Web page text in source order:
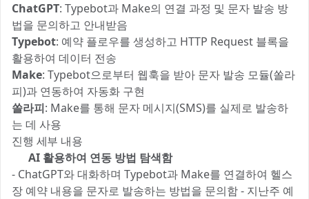
ChatGPT: Typebot과 Make의 연결 과정 및 문자 발송 방
법을 문의하고 안내받음
Typebot: 예약 플로우를 생성하고 HTTP Request 블록을
활용하여 데이터 전송
Make: Typebot으로부터 웹훅을 받아 문자 발송 모듈(쏠라
피)과 연동하여 자동화 구현
쏠라피: Make를 통해 문자 메시지(SMS)를 실제로 발송하
는 데 사용
진행 세부 내용 🔍
1️⃣ AI 활용하여 연동 방법 탐색함
- ChatGPT와 대화하며 Typebot과 Make를 연결하여 헬스
장 예약 내용을 문자로 발송하는 방법을 문의함 - 지난주 예